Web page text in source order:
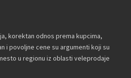
korektan odnos prema kupcima,
i povoljne cene su argumenti koji su
u regionu iz oblasti veleprodaje